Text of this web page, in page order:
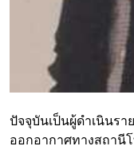
ปัจจุบันเป็นผู้ดำเนินร
ออกอากาศทางสถานี